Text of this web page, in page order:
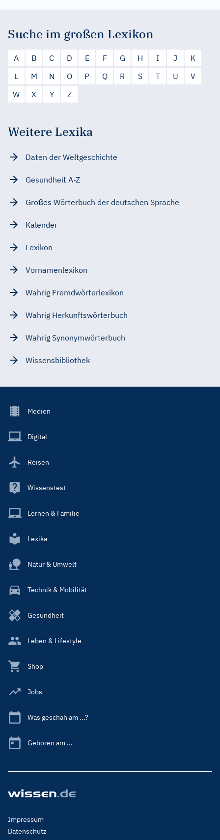
Suche im großen Lexikon
A B C D E F G H I J
K
L
M N O P Q R S T U
V
W
X Y Z
Weitere Lexika
Daten der Weltgeschichte
Gesundheit A-Z
Großes Wörterbuch der deutschen Sprache
Kalender
Lexikon
Vornamenlexikon
Wahrig Fremdwörterlexikon
Wahrig Herkunftswörterbuch
Wahrig Synonymwörterbuch
Wissensbibliothek
Footer
Main
Medien
Digital
Reisen
Wissenstest
Lernen & Familie
Lexika
Natur & Umwelt
Technik & Mobilität
Gesundheit
Leben & Lifestyle
Shop
Jobs
Was geschah am ...?
Geboren am ...
Footer
Menu
Impressum
Datenschutz